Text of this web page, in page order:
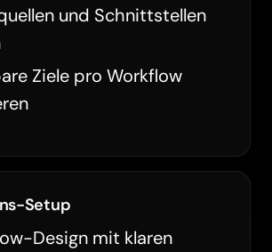
und Schnittstellen
Ziele pro Workflow
Setup
Design mit klaren